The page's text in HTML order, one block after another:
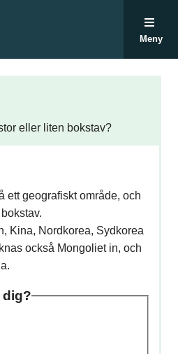
Meny
eller liten bokstav?
ett geografiskt område, och
Kina, Nordkorea, Sydkorea
också Mongoliet in, och
dig?